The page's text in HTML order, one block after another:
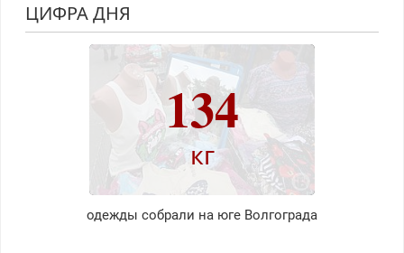
ЦИФРА ДНЯ
134
кг
одежды собрали на юге Волгограда